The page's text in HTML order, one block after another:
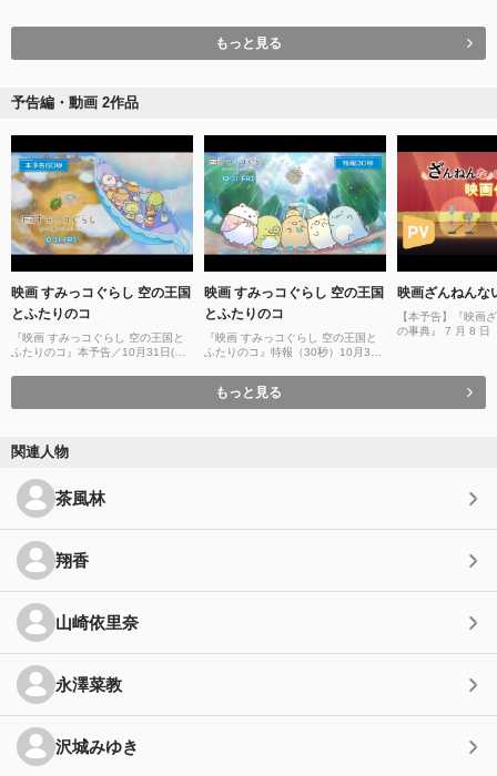
もっと見る
予告編・動画 2作品
映画 すみっコぐらし 空の王国
とふたりのコ
『映画 すみっコぐらし 空の王国と
ふたりのコ』本予告／10月31日(金)
映画 すみっコぐらし 空の王国
とふたりのコ
『映画 すみっコぐらし 空の王国と
ふたりのコ』特報（30秒）10月31
映画ざんねんな
【本予告】『映画
の事典』 7 ⽉ 8 ⽇
もっと見る
関連人物
茶風林
翔香
山崎依里奈
永澤菜教
沢城みゆき